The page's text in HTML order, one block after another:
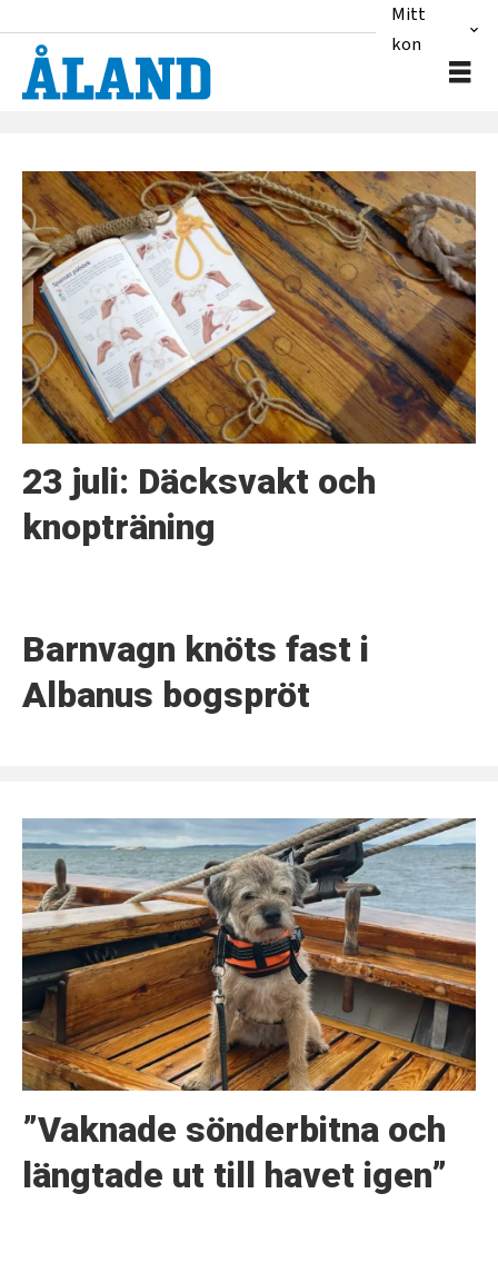
Mitt
konto
Tag:
albanus
23 juli: Däcksvakt och
knopträning
Barnvagn knöts fast i
Albanus bogspröt
”Vaknade sönderbitna och
längtade ut till havet igen”